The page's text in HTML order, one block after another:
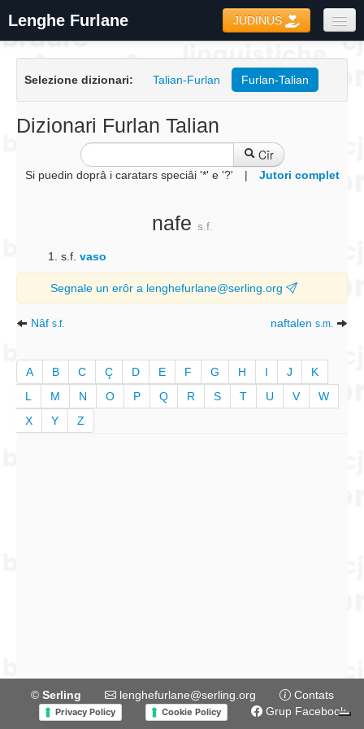
Lenghe Furlane JUDINUS
Formari
Coretôr Ortografic
Informazions
Selezione dizionari: Talian-Furlan Furlan-Talian
Dizionari Furlan Talian
Cîr
Si puedin doprâ i caratars speciâi '*' e '?' | Jutori complet
nafe s.f.
s.f. vaso
Segnale un erôr a lenghefurlane@serling.org
Nâf s.f. naftalen s.m.
A B C Ç D E F G H I J
K
L
M N O P Q R S T U V
W
X
Y Z
© Serling lenghefurlane@serling.org Contats
Privacy Policy Cookie Policy Grup Facebook